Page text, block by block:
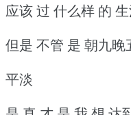
应该 过 什么样 的
但是 不管 是 朝九晚
平淡